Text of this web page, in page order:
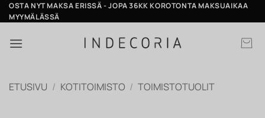
Skip
to
OSTA NYT MAKSA ERISSÄ - JOPA 36KK KOROTONTA MAKSUAIKAA
MYYMÄLÄSSÄ
ETUSIVU / KOTITOIMISTO / TOIMISTOTUOLIT